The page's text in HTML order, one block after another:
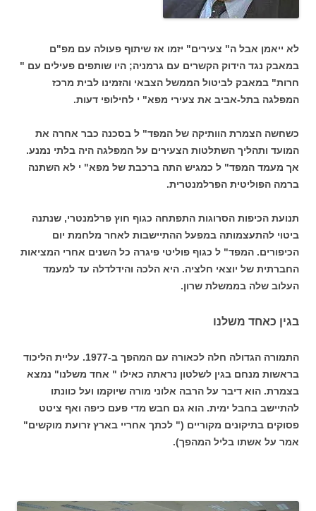
לא ייאמן אבל ה" צעירים" יזמו אז שיתוף פעולה עם מפ"ם
במאבק נגד הידוק הקשרים עם גרמניה; היו שותפים פעילים עם "
חרות" במאבק לביטול הממשל הצבאי והזמינו לבית מרכז
המפלגה בתל-אביב את צעירי מפא" י לחילופי דעות.
כשחשה הצמרת הוותיקה של המפד" ל בסכנה כבר אחרה את
המועד ותהליך השתלטות הצעירים על המפלגה היה בלתי נמנע.
אך מעמד המפד" ל כמגיש התה ברכבת של מפא" י לא השתנה
ברמה הפוליטית הפרלמנטרית.
תנועת הכיפות הסרוגות התפתחה כגוף חוץ פרלמנטרי, שנתנה
ביטוי להתעצמותה במפעל ההתיישבות לאחר מלחמת יום
הכיפורים. המפד" ל כגוף פוליטי פיגרה כל השנים אחרי המציאות
החברתית של יוצאי חלציה. היא הלכה והידלדלה עד למעמד
העלוב שלה בממשלת שרון.
בגין כאחד משלנו
התמורה הגדולה חלה לכאורה עם המהפך ב-1977. עליית הליכוד
בראשות מנחם בגין לשלטון נראתה כאילו " אחד משלנו" נמצא
בצמרת. הוא דיבר על הרבה אלוני מורה שיוקמו ועל כוונתו
להתיישב בחבל ימית. הוא גם חבש מדי פעם כיפה ואף ציטט
פסוקים בתיקונים מקוריים (" לכתך אחריי בארץ זרועת מוקשים"
אמר על אשתו בליל המהפך).